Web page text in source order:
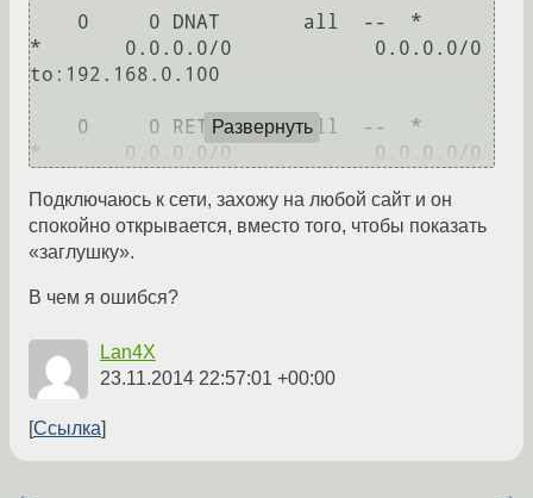
*       0.0.0.0/0            0.0.0.0/0
to:192.168.0.100
Развернуть
Подключаюсь к сети, захожу на любой сайт и он
спокойно открывается, вместо того, чтобы показать
«заглушку».
В чем я ошибся?
Lan4X
23.11.2014 22:57:01 +00:00
Ссылка